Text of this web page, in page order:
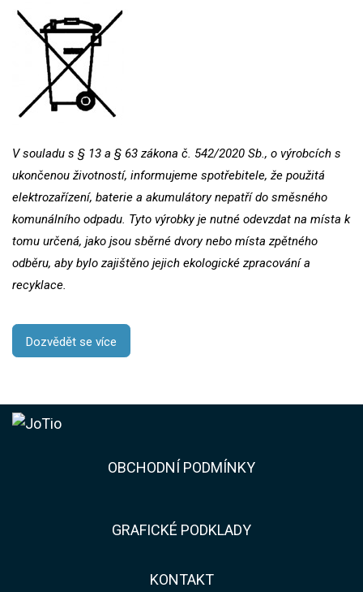
V souladu s § 13 a § 63 zákona č. 542/2020 Sb., o výrobcích s
ukončenou životností, informujeme spotřebitele, že použitá
elektrozařízení, baterie a akumulátory nepatří do směsného
komunálního odpadu. Tyto výrobky je nutné odevzdat na místa k
tomu určená, jako jsou sběrné dvory nebo místa zpětného
odběru, aby bylo zajištěno jejich ekologické zpracování a
recyklace.
Dozvědět se více
​​OBCHODNÍ PODMÍNKY
GRAFICKÉ PODKLADY
KONTAKT​​